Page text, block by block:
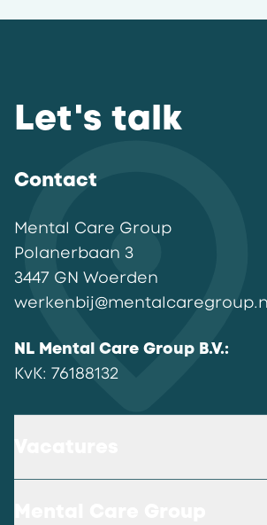
Let's talk
Contact
Mental Care Group
Polanerbaan 3
3447 GN Woerden
NL Mental Care Group B.V.:
KvK: 76188132